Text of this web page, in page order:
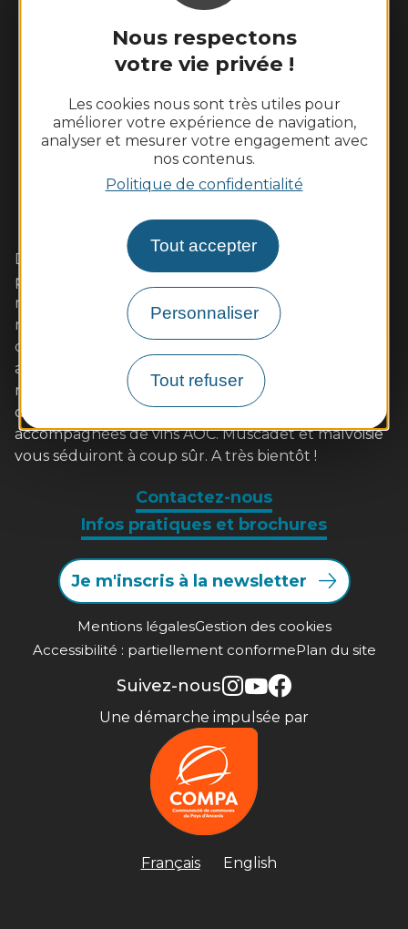
Nous respectons
votre vie privée !
Les cookies nous sont très utiles pour
améliorer votre expérience de navigation,
analyser et mesurer votre engagement avec
nos contenus.
Politique de confidentialité
Tout accepter
Personnaliser
Tout refuser
Dans cet écrin de Loire sauvage aux coteaux
plantés de vignes, vivez pleinement un week-end
romantique avec votre amoureux. Les familles s'y
retrouveront également avec plaisir autour
d'activités de pleine nature ou des visites adaptées
aux enfants. Les gourmands tout autant dans nos
restaurants de qualité aux saveurs locales (poulet
d'Ancenis, poisson de Loire, beurre blanc...)
accompagnées de vins AOC. Muscadet et malvoisie
vous séduiront à coup sûr. A très bientôt !
Contactez-nous
Infos pratiques et brochures
Je m'inscris à la newsletter
Mentions légalesGestion des cookies
Accessibilité : partiellement conformePlan du site
Suivez-nous
Une démarche impulsée par
Français English